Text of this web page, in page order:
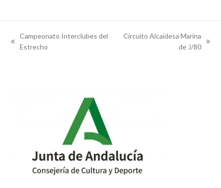
previous
Campeonato Interclubes del
Estrecho
Circuito Alcaidesa Marina
de J/80